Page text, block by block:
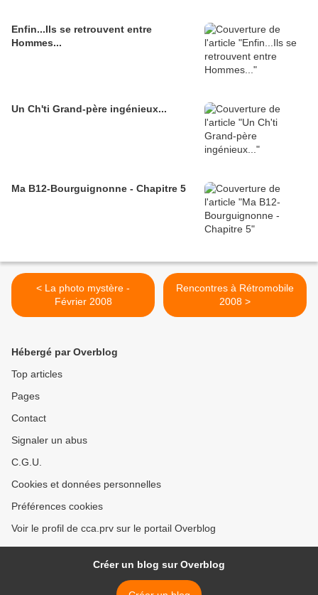
Enfin...Ils se retrouvent entre
Hommes...
Un Ch'ti Grand-père ingénieux...
Ma B12-Bourguignonne - Chapitre 5
< La photo mystère -
Février 2008
Rencontres à Rétromobile
2008 >
Hébergé par Overblog
Top articles
Pages
Contact
Signaler un abus
C.G.U.
Cookies et données personnelles
Préférences cookies
Voir le profil de cca.prv sur le portail Overblog
Créer un blog sur Overblog